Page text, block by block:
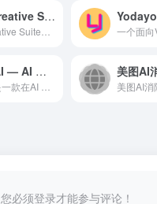
Krea: AI Creative Suite Yodayo
Try It On AI — AI 头像领域的专业 AI 工具
您必须登录才能参与评论！